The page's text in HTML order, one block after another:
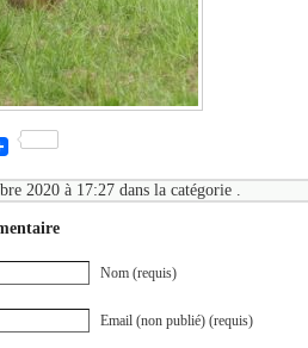
2020 à 17:27 dans la catégorie .
Nom (requis)
Email (non publié) (requis)